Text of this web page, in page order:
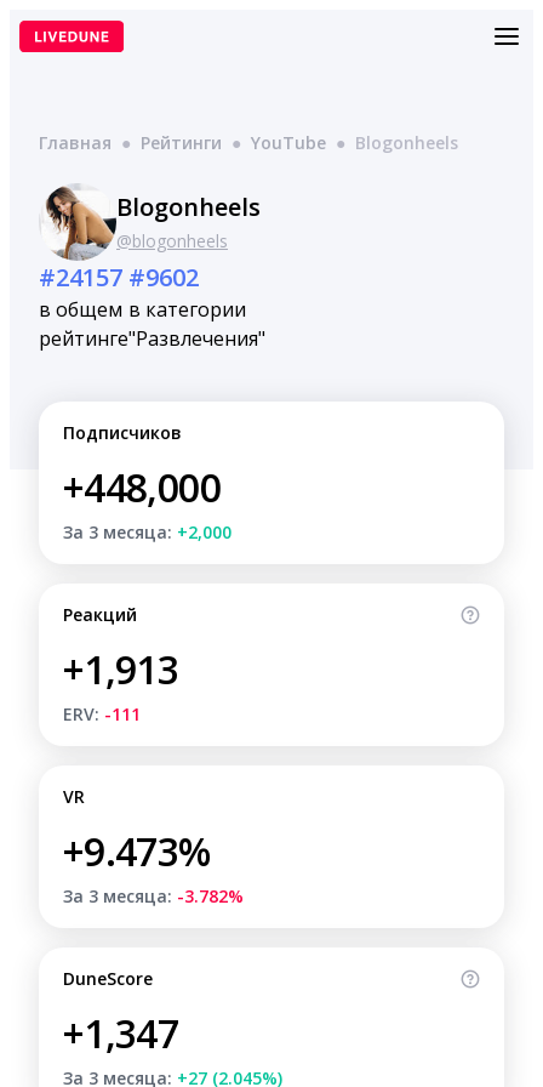
Перейти
Главная ● Рейтинги ● YouTube ● Blogonheels
Blogonheels
@blogonheels
#24157
в общем
рейтинге
#9602
в категории
"Развлечения"
Подписчиков
+448,000
За 3 месяца: +2,000
Реакций
+1,913
ERV: -111
VR
+9.473%
За 3 месяца: -3.782%
DuneScore
+1,347
За 3 месяца: +27 (2.045%)